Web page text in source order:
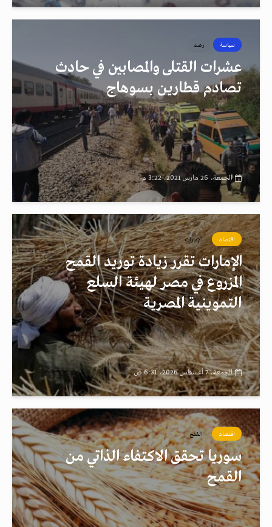
سياسة رصد
عشرات القتلى والمصابين في حادث
تصادم قطارين بسوهاج
الجمعة، 26 مارس 2021، 3:22 م
اقتصاد الإمارات
الإمارات تقرر زيادة توريد القمح
المزروع في مصر لهيئة السلع
التموينية المصرية
الجمعة، 7 أغسطس 2026، 6:31 ص
اقتصاد القمح
سوريا تحقق الاكتفاء الذاتي من
القمح